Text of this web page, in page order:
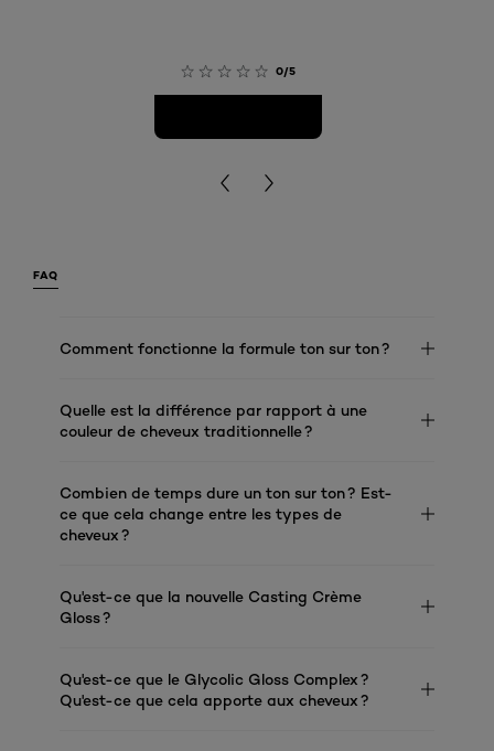
0/5
FAQ
Comment fonctionne la formule ton sur ton ?
Quelle est la différence par rapport à une
couleur de cheveux traditionnelle ?
Combien de temps dure un ton sur ton ? Est-
ce que cela change entre les types de
cheveux ?
Qu'est-ce que la nouvelle Casting Crème
Gloss ?
Qu'est-ce que le Glycolic Gloss Complex ?
Qu'est-ce que cela apporte aux cheveux ?